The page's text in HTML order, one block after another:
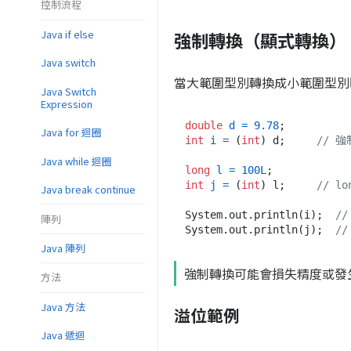
強制轉換（顯式轉換）
當大範圍型別轉換成小範圍型
double d = 9.78
int
i = (int) d; // 強
long l = 100L
int
j = (int) l; //
System.out.println(i); //
System.out.println(j); //
強制轉換可能會損失精度或
溢位範例
控制流程
Java if else
Java switch
Java Switch
Expression
Java for 迴圈
Java while 迴圈
Java break continue
陣列
Java 陣列
方法
Java 方法
Java 遞迴